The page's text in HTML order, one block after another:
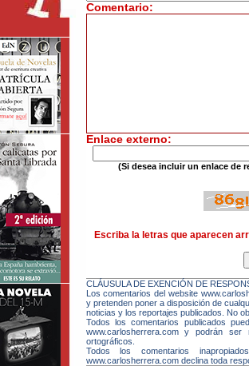
Comentario:
Enlace externo:
(Si desea incluir un enlace de
Escriba la letras que aparecen
CLÁUSULA DE EXENCIÓN DE
Los comentarios del website
y pretenden poner a disposición de
noticias y los reportajes publicados. No
Todos los comentarios publicados
www.carlosherrera.com y podrán
ortográficos.
Todos los comentarios
www.carlosherrera.com declina toda